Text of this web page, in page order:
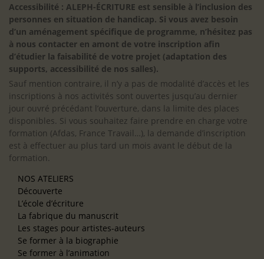
Accessibilité : ALEPH-ÉCRITURE est sensible à l’inclusion des
personnes en situation de handicap. Si vous avez besoin
d’un aménagement spécifique de programme, n’hésitez pas
à nous contacter en amont de votre inscription afin
d’étudier la faisabilité de votre projet (adaptation des
supports, accessibilité de nos salles).
Sauf mention contraire, il n’y a pas de modalité d’accès et les
inscriptions à nos activités sont ouvertes jusqu’au dernier
jour ouvré précédant l’ouverture, dans la limite des places
disponibles. Si vous souhaitez faire prendre en charge votre
formation (Afdas, France Travail…), la demande d’inscription
est à effectuer au plus tard un mois avant le début de la
formation.
NOS ATELIERS
Découverte
L’école d’écriture
La fabrique du manuscrit
Les stages pour artistes-auteurs
Se former à la biographie
Se former à l’animation